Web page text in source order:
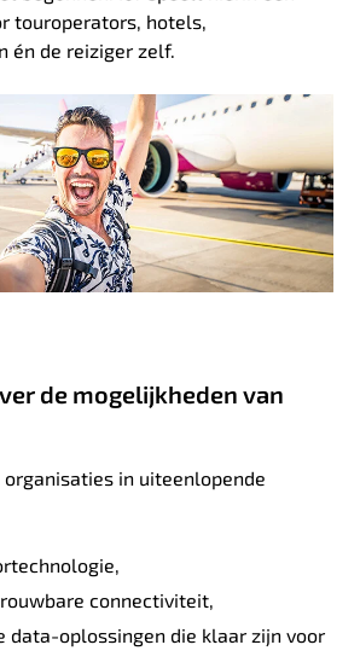
touroperators, hotels,
én de reiziger zelf.
de mogelijkheden van
in uiteenlopende
connectiviteit,
data-oplossingen die klaar zijn voor